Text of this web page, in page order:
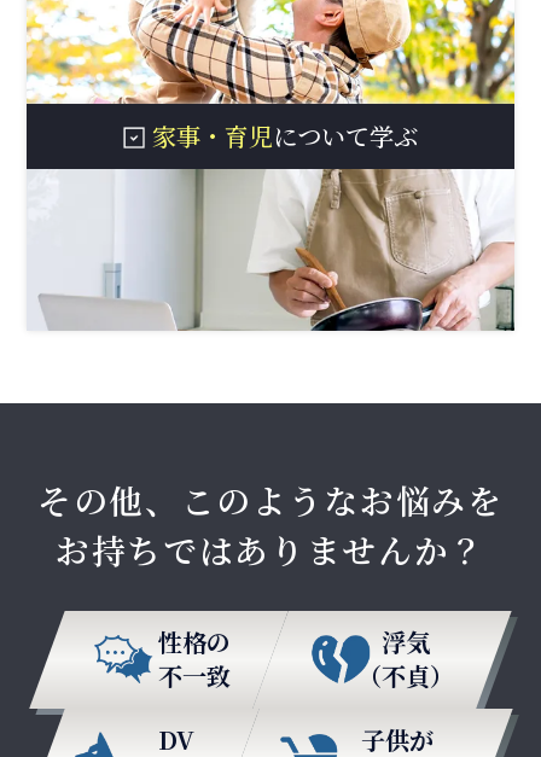
家事・育児について学ぶ
その他、このようなお悩みを
お持ちではありませんか？
性格の
不一致
浮気
（不貞）
DV
子供が